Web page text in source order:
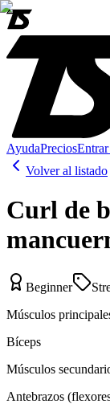
AyudaPrecios
Volver al listado
Curl de
Beginner
Músculos
Bíceps
Músculos
Antebrazos